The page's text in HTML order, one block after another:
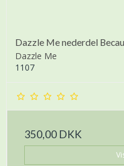
Dazzle Me nederdel
Dazzle Me
1107
350,00 DKK